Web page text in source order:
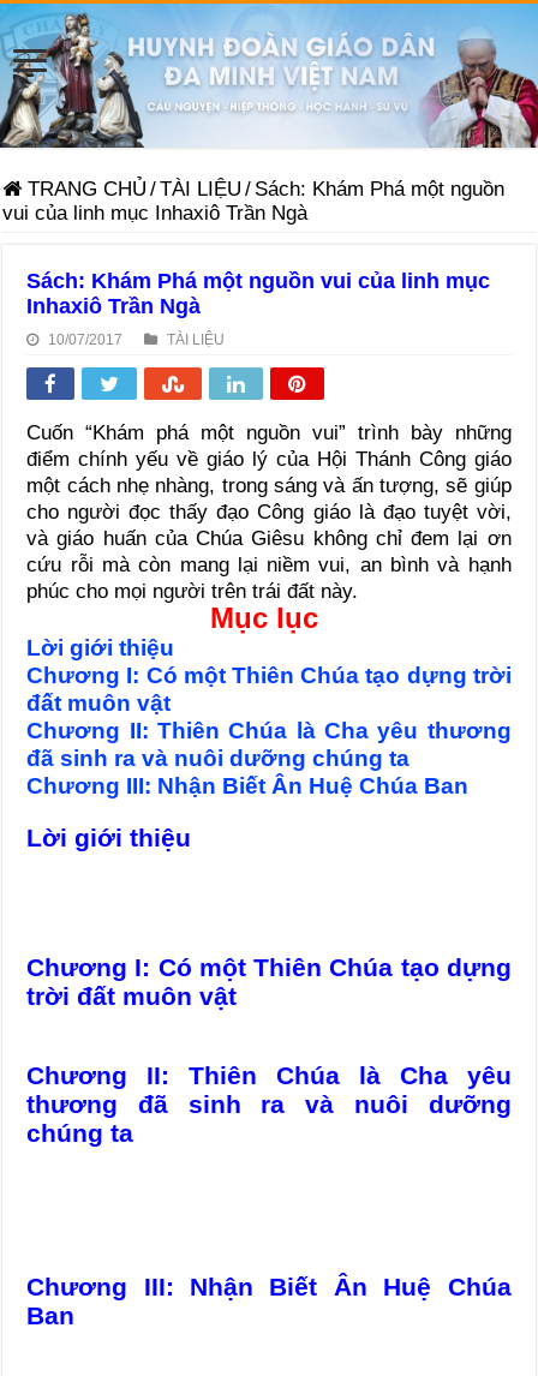
TRANG CHỦ /TÀI LIỆU / Sách: Khám Phá một nguồn
vui của linh mục Inhaxiô Trần Ngà
Sách: Khám Phá một nguồn vui của linh mục
Inhaxiô Trần Ngà
10/07/2017 TÀI LIỆU
Cuốn “Khám phá một nguồn vui” trình bày những
điểm chính yếu về giáo lý của Hội Thánh Công giáo
một cách nhẹ nhàng, trong sáng và ấn tượng, sẽ giúp
cho người đọc thấy đạo Công giáo là đạo tuyệt vời,
và giáo huấn của Chúa Giêsu không chỉ đem lại ơn
cứu rỗi mà còn mang lại niềm vui, an bình và hạnh
phúc cho mọi người trên trái đất này.
Mục lục
Lời giới thiệu
Chương I: Có một Thiên Chúa tạo dựng trời
đất muôn vật
Chương II: Thiên Chúa là Cha yêu thương
đã sinh ra và nuôi dưỡng chúng ta
Chương III: Nhận Biết Ân Huệ Chúa Ban
Lời giới thiệu
Chương I: Có một Thiên Chúa tạo dựng
trời đất muôn vật
Chương II: Thiên Chúa là Cha yêu
thương đã sinh ra và nuôi dưỡng
chúng ta
Chương III: Nhận Biết Ân Huệ Chúa
Ban